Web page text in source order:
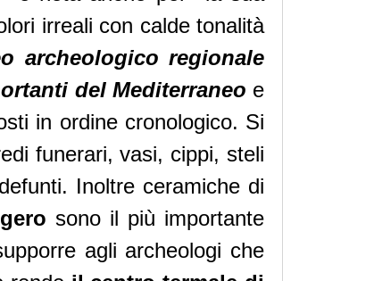
irreali con calde tonalità
archeologico regionale
del Mediterraneo e
in ordine cronologico. Si
funerari, vasi, cippi, steli
Inoltre ceramiche di
sono il più importante
agli archeologi che